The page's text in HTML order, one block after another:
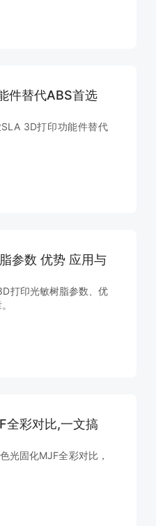
件替代ABS首选
3D打印功能件替代
参数 优势 应用与
打印光敏树脂参数、优
全彩对比,一文搞
光固化MJF全彩对比，